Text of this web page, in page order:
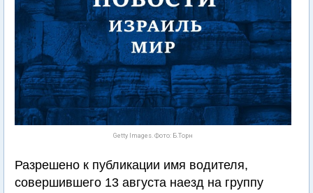
Getty Images. Фото: Б.Торн
Разрешено к публикации имя водителя,
совершившего 13 августа наезд на группу